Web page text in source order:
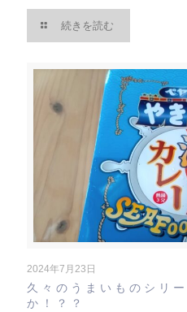
続きを読む
2024年7月23日
久々のうまいものシ
か！？？